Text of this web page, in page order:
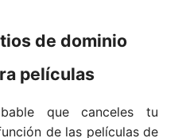
de dominio
películas
que canceles tu
de las películas de